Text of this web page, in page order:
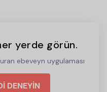
yerde görün.
ebeveyn uygulaması
DENEYİN